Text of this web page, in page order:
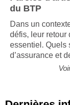
Paroles
Dans un
défis, leur retour
essentiel. Quels